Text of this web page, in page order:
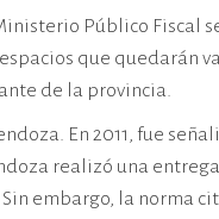
Público Fiscal
que quedarán
de la provincia.
En 2011, fue
realizó una
embargo, la